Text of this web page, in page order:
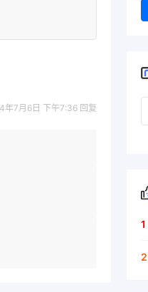
年7月6日 下午7:36 回复
1
2